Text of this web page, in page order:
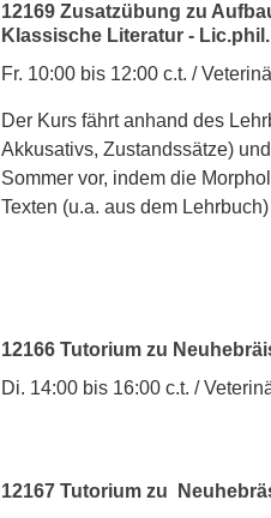
12169 Zusatzübung zu
Klassische Literatur -
Fr. 10:00 bis 12:00 c.t. /
Der Kurs fährt anhand des
Akkusativs, Zustandssätze)
Sommer vor, indem die
Texten (u.a. aus dem
12166 Tutorium zu
Di. 14:00 bis 16:00 c.t. /
12167 Tutorium zu